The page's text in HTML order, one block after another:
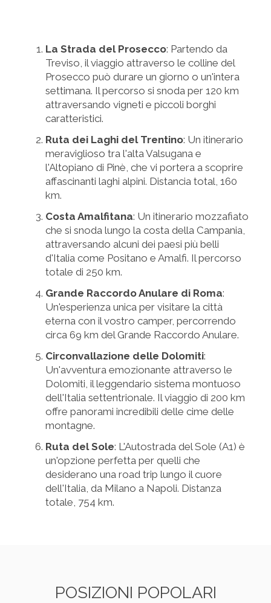
La Strada del Prosecco: Partendo da
Treviso, il viaggio attraverso le colline del
Prosecco può durare un giorno o un'intera
settimana. Il percorso si snoda per 120 km
attraversando vigneti e piccoli borghi
caratteristici.
Ruta dei Laghi del Trentino: Un itinerario
meraviglioso tra l'alta Valsugana e
l'Altopiano di Pinè, che vi portera a scoprire
affascinanti laghi alpini. Distancia total, 160
km.
Costa Amalfitana: Un itinerario mozzafiato
che si snoda lungo la costa della Campania,
attraversando alcuni dei paesi più belli
d'Italia come Positano e Amalfi. Il percorso
totale di 250 km.
Grande Raccordo Anulare di Roma:
Un'esperienza unica per visitare la città
eterna con il vostro camper, percorrendo
circa 69 km del Grande Raccordo Anulare.
Circonvallazione delle Dolomiti:
Un'avventura emozionante attraverso le
Dolomiti, il leggendario sistema montuoso
dell'Italia settentrionale. Il viaggio di 200 km
offre panorami incredibili delle cime delle
montagne.
Ruta del Sole: L'Autostrada del Sole (A1) è
un'opzione perfetta per quelli che
desiderano una road trip lungo il cuore
dell'Italia, da Milano a Napoli. Distanza
totale, 754 km.
POSIZIONI POPOLARI